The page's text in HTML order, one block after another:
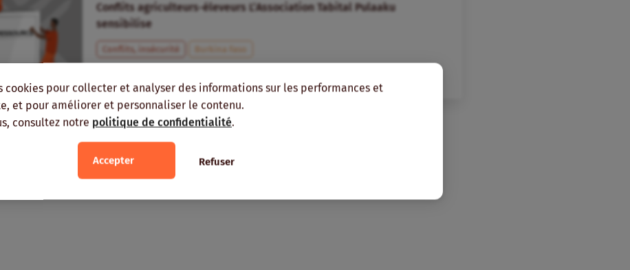
cookies pour collecter et analyser des informations sur les performances et
et pour améliorer et personnaliser le contenu.
consultez notre politique de confidentialité.
Accepter Refuser
Conflits agriculteurs-éleveurs L’Association Tabital Pulaaku
sensibilise
Conflits, insécurité Burkina Faso